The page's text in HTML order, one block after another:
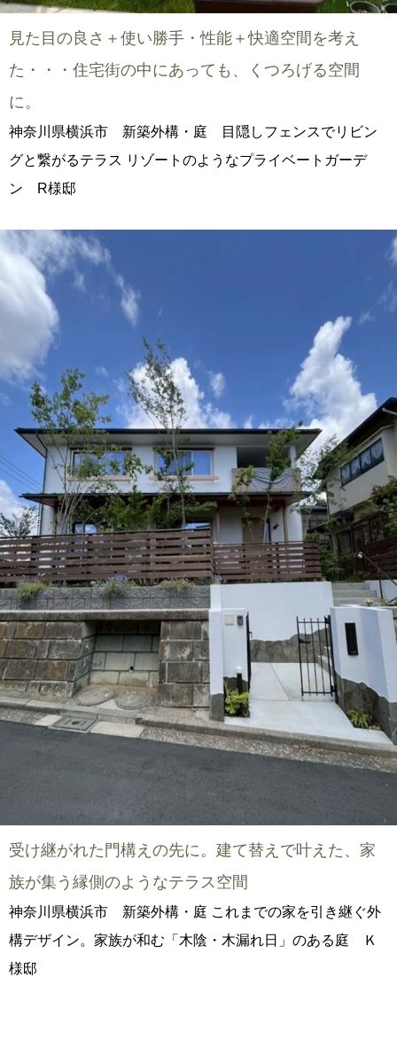
見た目の良さ＋使い勝手・性能＋快適空間を考え
た・・・住宅街の中にあっても、くつろげる空間
に。
神奈川県横浜市 新築外構・庭 目隠しフェンスでリビン
グと繋がるテラス リゾートのようなプライベートガーデ
ン R様邸
受け継がれた門構えの先に。建て替えで叶えた、家
族が集う縁側のようなテラス空間
神奈川県横浜市 新築外構・庭 これまでの家を引き継ぐ外
構デザイン。家族が和む「木陰・木漏れ日」のある庭 Ｋ
様邸